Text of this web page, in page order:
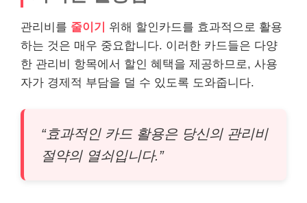
관리비를 줄이기
위해 할인카드를 효과적으로 활용
하는 것은 매우 중요합니다. 이러한 카드들은 다양
한 관리비 항목에서 할인 혜택을 제공하므로, 사용
자가 경제적 부담을 덜 수 있도록 도와줍니다.
“효과적인 카드 활용은 당신의 관리비
절약의 열쇠입니다.”